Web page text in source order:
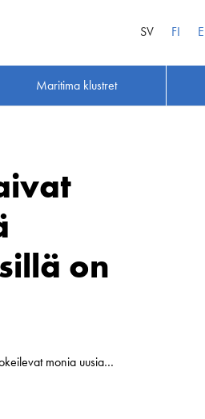
SV FI
Maritima klustret
on
monia uusia…